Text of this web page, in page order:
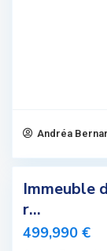
Andréa
Immeuble
r...
499,990 €